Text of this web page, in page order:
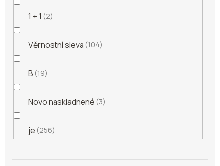
1 + 1 2
Věrnostní sleva 104
B 19
Novo naskladnené 3
je 256